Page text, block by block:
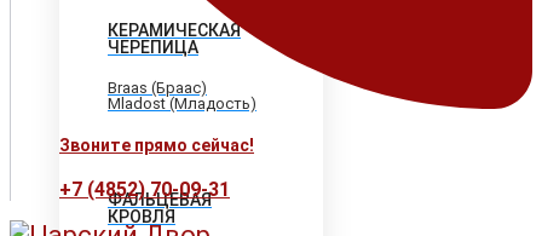
КЕРАМИЧЕСКАЯ
ЧЕРЕПИЦА
Braas (Браас)
Mladost (Младость)
ФАЛЬЦЕВАЯ
КРОВЛЯ
Звоните прямо сейчас!
+7 (4852) 70-09-31